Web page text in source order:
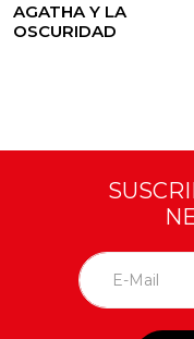
AGATHA Y LA
OSCURIDAD